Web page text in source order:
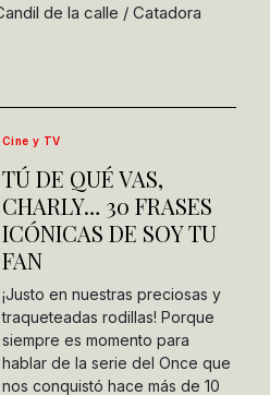
de la calle / Catadora
Cine y TV
TÚ DE QUÉ VAS,
CHARLY… 30 FRASES
ICÓNICAS DE SOY TU
FAN
¡Justo en nuestras preciosas y
traqueteadas rodillas! Porque
siempre es momento para
hablar de la serie del Once que
nos conquistó hace más de 10